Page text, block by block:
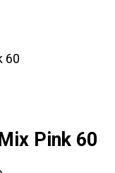
60
Pink 60